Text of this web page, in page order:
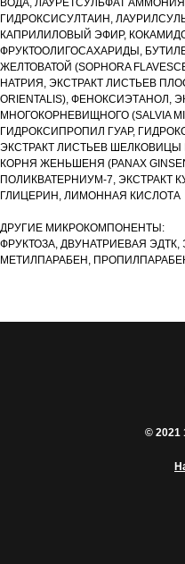
ВОДА, ЛАУРЕТСУЛЬФАТ
ГИДРОКСИСУЛТАИН,
КАПРИЛИЛОВЫЙ ЭФИР,
ФРУКТООЛИГОСАХАРИДЫ,
ЖЕЛТОВАТОЙ (SOPHORA
НАТРИЯ, ЭКСТРАКТ ЛИСТЬЕВ
ORIENTALIS), ФЕНОКСИЭТАНОЛ,
МНОГОКОРНЕВИЩНОГО (SALVIA
ГИДРОКСИПРОПИЛ ГУАР,
ЭКСТРАКТ ЛИСТЬЕВ ШЕЛКОВИЦЫ
КОРНЯ ЖЕНЬШЕНЯ (PANAX
ПОЛИКВАТЕРНИУМ-7, ЭКСТРАКТ
ГЛИЦЕРИН, ЛИМОННАЯ КИСЛОТА
ДРУГИЕ МИКРОКОМПОНЕНТЫ:
ФРУКТОЗА, ДВУНАТРИЕВАЯ
МЕТИЛПАРАБЕН,
© 2021